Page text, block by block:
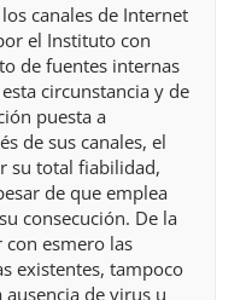
canales de Internet
el Instituto con
de fuentes internas
circunstancia y de
puesta a
de sus canales, el
su total fiabilidad,
de que emplea
consecución. De la
con esmero las
existentes, tampoco
de virus u